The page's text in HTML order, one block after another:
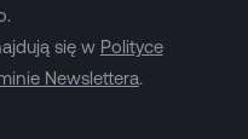
się w Polityce
Newslettera.